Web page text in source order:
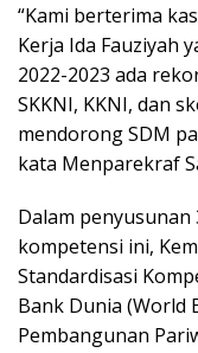
“Kami berterima
Kerja Ida Fauziyah
2022-2023 ada
SKKNI, KKNI, dan
mendorong SDM
kata Menparekraf
Dalam
kompetensi ini,
Standardisasi
Bank Dunia (World
Pembangunan